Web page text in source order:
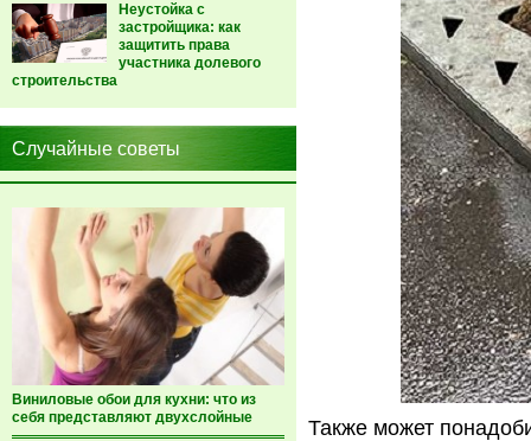
Неустойка с
застройщика: как
защитить права
участника долевого
строительства
Случайные советы
Виниловые обои для кухни: что из
себя представляют двухслойные
Также может